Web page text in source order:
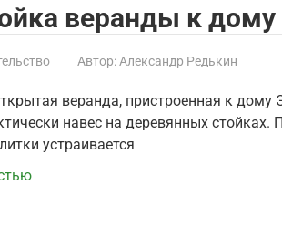
веранды к
Автор: Александр Редькин
веранда, пристроенная к
навес на деревянных стойках.
устраивается